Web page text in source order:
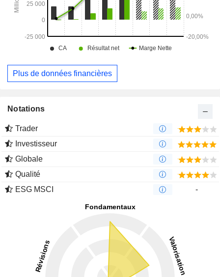
Plus de données financières
Notations
Trader
Investisseur
Globale
Qualité
ESG MSCI
-